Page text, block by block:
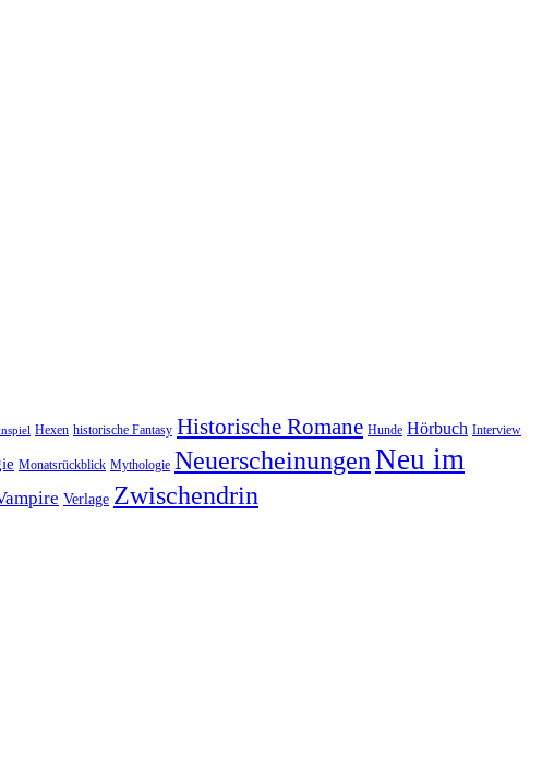
Hexen historische Fantasy Historische Romane Hunde Hörbuch Interview
Monatsrückblick Mythologie NeuerscheinungenNeu im
Verlage Zwischendrin